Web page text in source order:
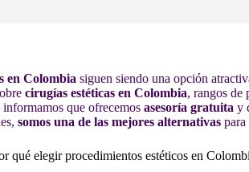
en Colombia siguen siendo una opción
cirugías estéticas en Colombia, rangos de
que ofrecemos asesoría gratuita y
somos una de las mejores alternativas
qué elegir procedimientos estéticos en